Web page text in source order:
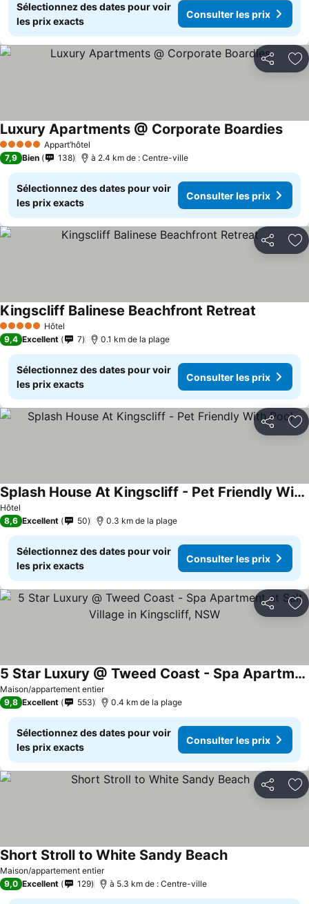
Sélectionnez des dates pour voir
les prix exacts
Consulter les prix
Partager
5 Étoiles Appart’hôtel
Luxury Apartments @ Corporate Boardies
7,9 Bien 138 à 2.4 km de : Centre-ville
Sélectionnez des dates pour voir
les prix exacts
Consulter les prix
Partager
5 Étoiles Hôtel
Kingscliff Balinese Beachfront Retreat
9,4 Excellent 7 0.1 km de la plage
Sélectionnez des dates pour voir
les prix exacts
Consulter les prix
Partager
Hôtel
Splash House At Kingscliff - Pet Friendly With Pool
Consulter les prix
8,6 Excellent 50 0.3 km de la plage
Sélectionnez des dates pour voir
les prix exacts
Consulter les prix
Partager
Maison/appartement entier
5 Star Luxury @ Tweed Coast - Spa Apartment at Salt Village in Kingscliff, NSW
Consulter les prix
9,8 Excellent 553 0.4 km de la plage
Sélectionnez des dates pour voir
les prix exacts
Consulter les prix
Partager
Maison/appartement entier
Short Stroll to White Sandy BeachConsulter les
9,0 Excellent 129 à 5.3 km de : Centre-ville